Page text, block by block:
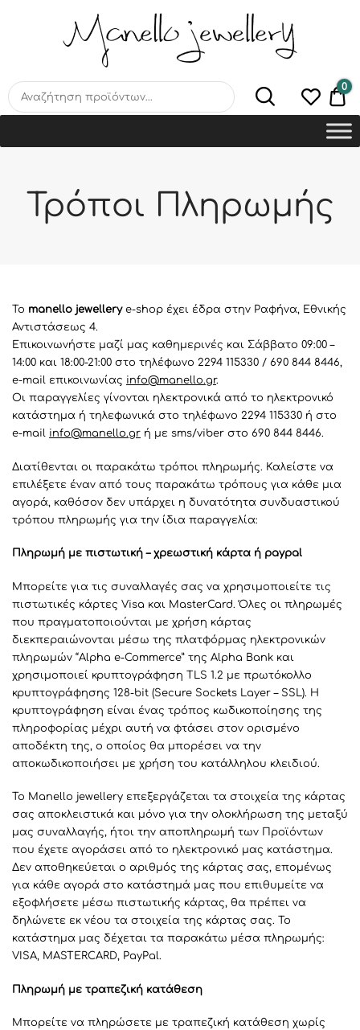
HANDMADE JEWELLERY
LAB
0
Τρόποι Πληρωμής
Το manello jewellerye-shop έχει έδρα στην Ραφήνα, Εθνικής
Αντιστάσεως 4.
Επικοινωνήστε μαζί μας καθημερινές και Σάββατο 09:00 –
14:00 και 18:00-21:00 στο τηλέφωνο 2294 115330 / 690 844 8446,
e-mail επικοινωνίας info@manello.gr.
Οι παραγγελίες γίνονται ηλεκτρονικά από το ηλεκτρονικό
κατάστημα ή τηλεφωνικά στο τηλέφωνο 2294 115330 ή στο
e-mail info@manello.gr ή με sms/viber στο 690 844 8446.
Διατίθενται οι παρακάτω τρόποι πληρωμής. Καλείστε να
επιλέξετε έναν από τους παρακάτω τρόπους για κάθε μια
αγορά, καθόσον δεν υπάρχει η δυνατότητα συνδυαστικού
τρόπου πληρωμής για την ίδια παραγγελία:
Πληρωμή με πιστωτική – χρεωστική κάρτα ή paypal
Mπορείτε για τις συναλλαγές σας να χρησιμοποιείτε τις
πιστωτικές κάρτες Visa και MasterCard. Όλες οι πληρωμές
που πραγματοποιούνται με χρήση κάρτας
διεκπεραιώνονται μέσω της πλατφόρμας ηλεκτρονικών
πληρωμών “Alpha e-Commerce” της Alpha Bank και
χρησιμοποιεί κρυπτογράφηση TLS 1.2 με πρωτόκολλο
κρυπτογράφησης 128-bit (Secure Sockets Layer – SSL). Η
κρυπτογράφηση είναι ένας τρόπος κωδικοποίησης της
πληροφορίας μέχρι αυτή να φτάσει στον ορισμένο
αποδέκτη της, ο οποίος θα μπορέσει να την
αποκωδικοποιήσει με χρήση του κατάλληλου κλειδιού.
To Manello jewellery επεξεργάζεται τα στοιχεία της κάρτας
σας αποκλειστικά και μόνο για την ολοκλήρωση της μεταξύ
μας συναλλαγής, ήτοι την αποπληρωμή των Προϊόντων
που έχετε αγοράσει από το ηλεκτρονικό μας κατάστημα.
Δεν αποθηκεύεται ο αριθμός της κάρτας σας, επομένως
για κάθε αγορά στο κατάστημά μας που επιθυμείτε να
εξοφλήσετε μέσω πιστωτικής κάρτας, θα πρέπει να
δηλώνετε εκ νέου τα στοιχεία της κάρτας σας. Το
κατάστημα μας δέχεται τα παρακάτω μέσα πληρωμής:
VISA, MASTERCARD, PayPal.
Πληρωμή με τραπεζική κατάθεση
Μπορείτε να πληρώσετε με τραπεζική κατάθεση χωρίς